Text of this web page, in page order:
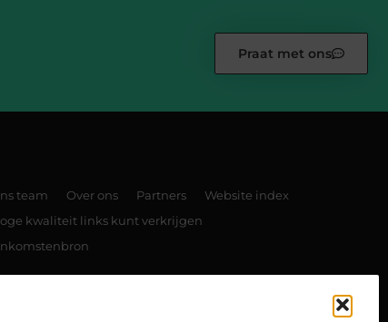
Praat met ons
team Over ons Partners
Website index
kwaliteit links kunt verkrijgen